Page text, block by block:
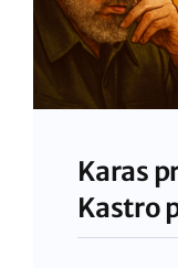
Karas
Kastro